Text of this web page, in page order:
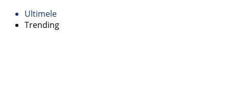
Ultimele
Trending